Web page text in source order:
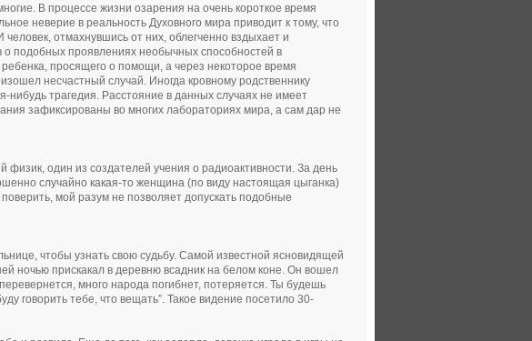
В процессе жизни озарения на очень короткое время
неверие в реальность Духовного мира приводит к тому, что
отмахнувшись от них, облегченно вздыхает и
подобных проявлениях необычных способностей в
просящего о помощи, а через некоторое время
несчастный случай. Иногда кровному родственнику
нибудь трагедия. Расстояние в данных случаях не имеет
зафиксированы во многих лабораториях мира, а сам дар не
один из создателей учения о радиоактивности. За день
случайно какая-то женщина (по виду настоящая цыганка)
мой разум не позволяет допускать подобные
чтобы узнать свою судьбу. Самой известной ясновидящей
ночью прискакал в деревню всадник на белом коне. Он вошел
много народа погибнет, потеряется. Ты будешь
говорить тебе, что вещать”. Такое видение посетило 30-